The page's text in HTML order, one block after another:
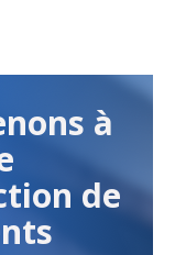
à
de